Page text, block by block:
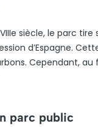
siècle, le parc tire
d’Espagne.
Cependant,
parc public